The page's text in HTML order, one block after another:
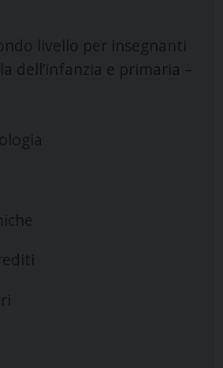
livello per insegnanti
dell’infanzia e primaria –